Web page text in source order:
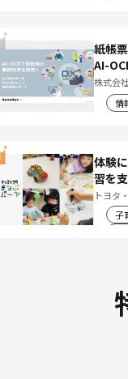
紙帳
AI-
株式会
情
体験
習を
ラム
べる
トヨタ
子